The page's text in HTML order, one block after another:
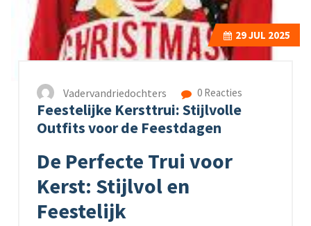
29JUL 2025
Vadervandriedochters 0 Reacties
Feestelijke Kersttrui: Stijlvolle
Outfits voor de Feestdagen
De Perfecte Trui voor
Kerst: Stijlvol en
Feestelijk